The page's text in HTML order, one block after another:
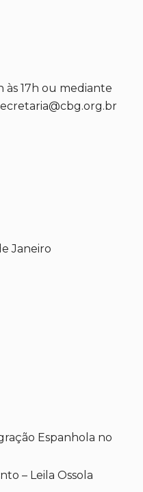
às 17h ou mediante
Janeiro
Espanhola no
– Leila Ossola